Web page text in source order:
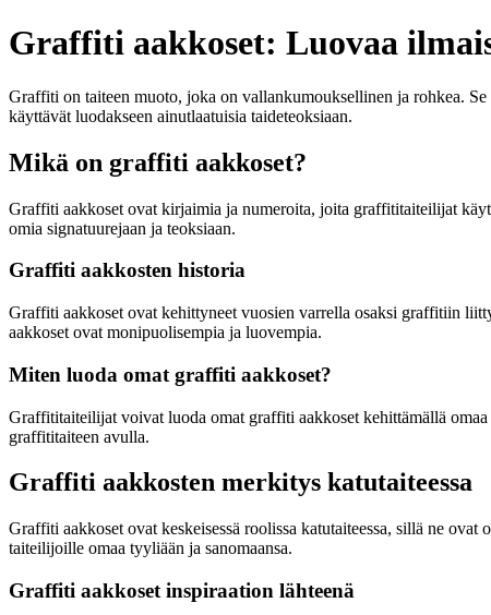
Graffiti aakkoset: Luovaa
Graffiti on taiteen muoto, joka on vallankumouksellinen ja rohkea.
käyttävät luodakseen ainutlaatuisia taideteoksiaan.
Mikä on graffiti aakkoset?
Graffiti aakkoset ovat kirjaimia ja numeroita, joita graffititaiteilijat
omia signatuurejaan ja teoksiaan.
Graffiti aakkosten historia
Graffiti aakkoset ovat kehittyneet vuosien varrella osaksi graffitiin
aakkoset ovat monipuolisempia ja luovempia.
Miten luoda omat graffiti aakkoset?
Graffititaiteilijat voivat luoda omat graffiti aakkoset kehittämällä
graffititaiteen avulla.
Graffiti aakkosten merkitys katutaiteessa
Graffiti aakkoset ovat keskeisessä roolissa katutaiteessa, sillä ne
taiteilijoille omaa tyyliään ja sanomaansa.
Graffiti aakkoset inspiraation lähteenä